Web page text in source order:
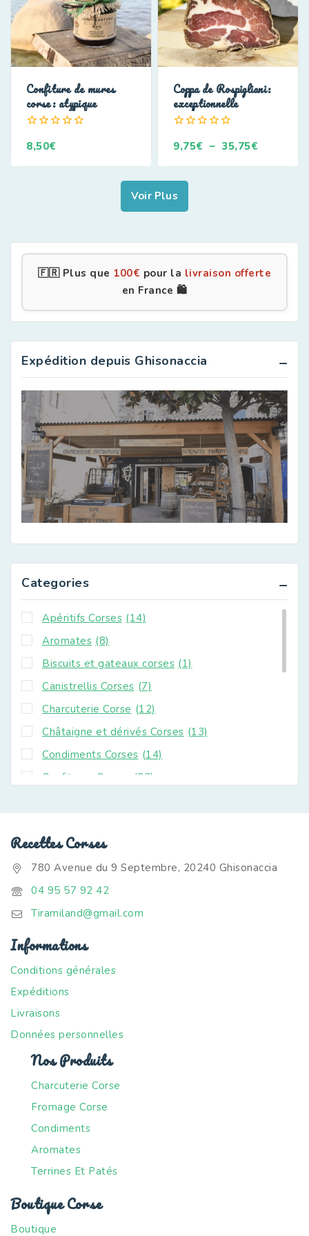
Confiture de mures
corse: atypique
de
8,50€
Coppa de Rospigliani:
exceptionnelle
de
9,75€ – 35,75€
Voir Plus
🇫🇷 Plus que 100€ pour la livraison offerte
en France 🛍️
Expédition depuis Ghisonaccia
Categories
Apéritifs Corses (14)
Aromates (8)
Biscuits et gateaux corses (1)
Canistrellis Corses (7)
Charcuterie Corse (12)
Châtaigne et dérivés Corses (13)
Condiments Corses (14)
Confitures Corses
(23)
La Cave à Vins Corses
Miel Corse (4)
Nouveautés (57)
Paniers gourmands corses
Plats cuisinés Corses
Terrines et Pâtés Corses
Recettes Corses
780 Avenue du 9 Septembre, 20240 Ghisonaccia
04 95 57 92 42
Tiramiland@gmail.com
Informations
Conditions générales
Expéditions
Livraisons
Données personnelles
Nos Produits
Charcuterie Corse
Fromage Corse
Condiments
Aromates
Terrines Et Patés
Boutique Corse
Boutique